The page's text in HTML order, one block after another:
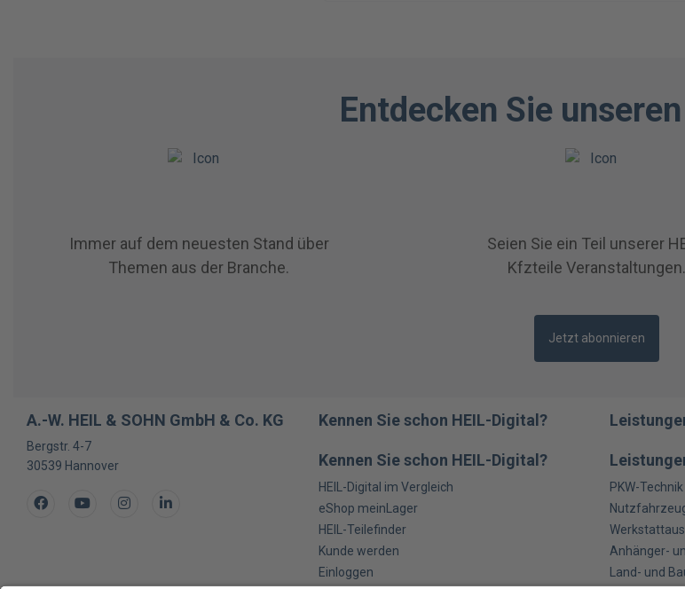
Entdecken Sie
Immer auf dem neuesten Stand über
Themen aus der Branche.
Seien Sie ein Teil unserer
Kfzteile Veranstaltungen.
Jetzt abonnieren
A.-W. HEIL & SOHN GmbH & Co. KG
Bergstr. 4-7
30539 Hannover
FacebookYoutubeInstagramLinkedIn
Kennen Sie schon HEIL-Digital?
Kennen Sie schon HEIL-Digital?
HEIL-Digital im Vergleich
eShop meinLager
HEIL-Teilefinder
Kunde werden
Einloggen
PKW-Technik
Anhänger-
Land- und